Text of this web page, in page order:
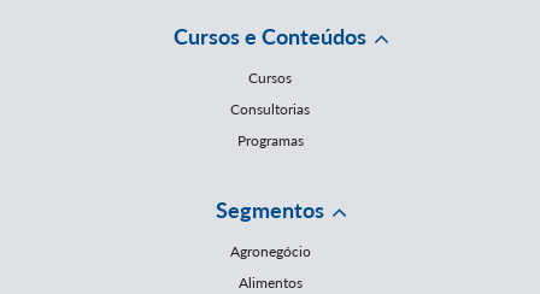
Cursos e Conteúdos
Cursos
Consultorias
Programas
Segmentos
Agronegócio
Alimentos